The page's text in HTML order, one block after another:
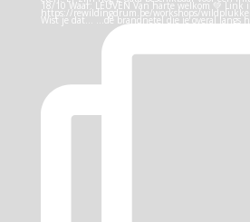
Wist je dat… …de brandnetel die je overal langs h